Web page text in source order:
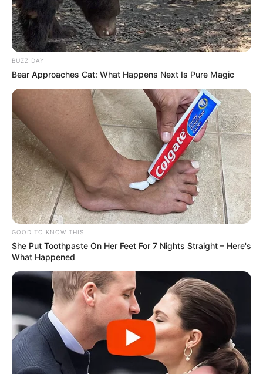
Tudo pronto para o recebimento das disciplina do Programa
Saúde com Agente? Só que não! —Foto/Reprodução.
Os agentes comunitários de saúde e os agentes de combate às
endemias participante do Programa Saúde com Agente de todo o
Brasil tem encontrado dificuldade de ingresso no AVA - Ambiente
Virtual de Aprendizagem.Veja a matéria completa, aqui!
VEJA TAMBÉM
Motocicletas Honda: agentes comunitários de saúde recebem Biz
para trabalhar
.
+Piso: Direção da CONACS esclarece os motivos da diferença
entre os textos das Portarias
BUZZ DAY
Bear Approaches Cat: What Happens Next Is Pure Magic
GOOD TO KNOW THIS
She Put Toothpaste On Her Feet For 7 Nights Straight – Here's
What Happened